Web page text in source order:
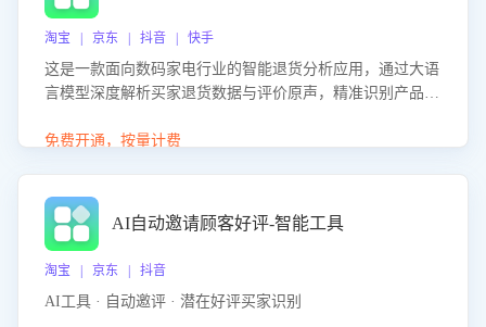
淘宝 | 京东 | 抖音 | 快手
这是一款面向数码家电行业的智能退货分析应用，通过大语
言模型深度解析买家退货数据与评价原声，精准识别产品质
改进建议，通过挖掘用户痛点驱动产品迭代，从根本上降低
免费开通，按量计费
AI自动邀请顾客好评-智能工具
淘宝 | 京东 | 抖音
AI工具 · 自动邀评 · 潜在好评买家识别